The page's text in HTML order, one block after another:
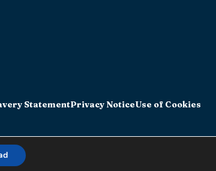
StatementPrivacy NoticeUse of Cookies